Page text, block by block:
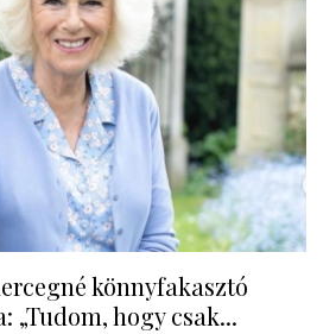
könnyfakasztó
„Tudom, hogy csak...